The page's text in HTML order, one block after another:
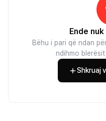
Ende
Bëhu i pari që ndan
ndihmo
Shkruaj